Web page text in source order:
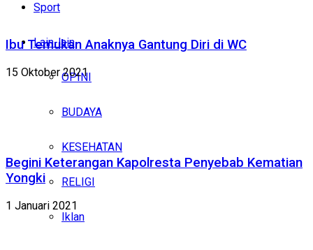
Sport
Lain-lain
OPINI
BUDAYA
KESEHATAN
RELIGI
Iklan
Ibu Temukan Anaknya Gantung Diri di WC
15 Oktober 2021
Begini Keterangan Kapolresta Penyebab Kematian
Yongki
1 Januari 2021